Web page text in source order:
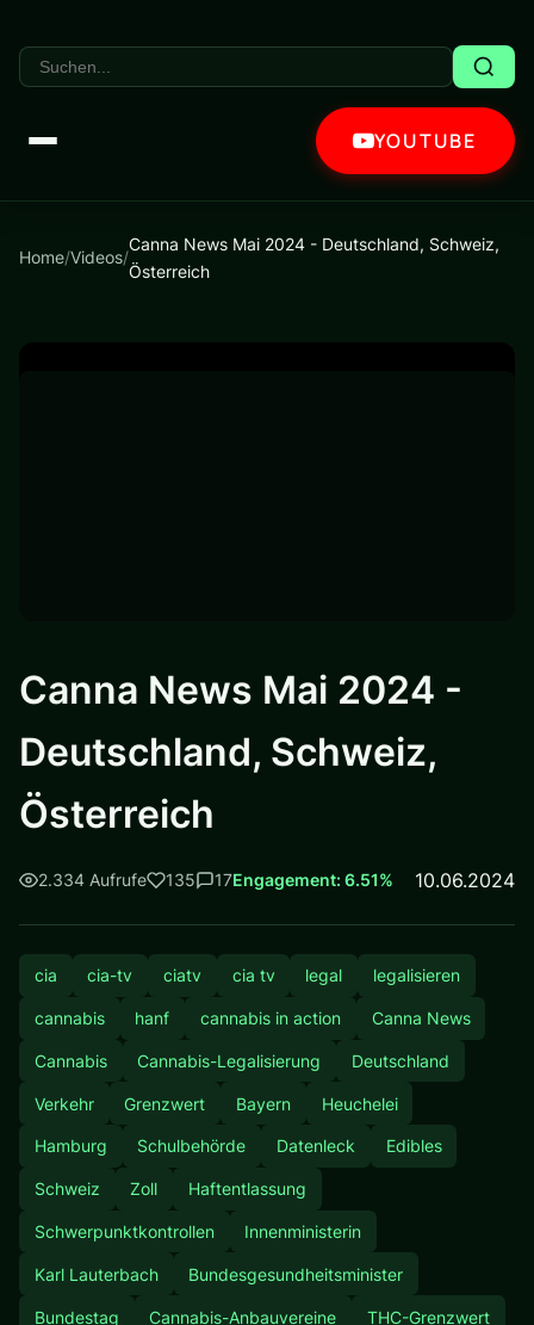
YOUTUBE
Home/Videos/
Canna News Mai 2024 - Deutschland, Schweiz,
Österreich
Canna News Mai 2024 -
Deutschland, Schweiz,
Österreich
2.334 Aufrufe 135 17Engagement: 6.51% 10.06.2024
cia cia-tv ciatv cia tv legal legalisieren
cannabis hanf cannabis in action Canna News
Cannabis Cannabis-Legalisierung Deutschland
Verkehr Grenzwert Bayern Heuchelei
Hamburg Schulbehörde Datenleck Edibles
Schweiz Zoll Haftentlassung
Schwerpunktkontrollen Innenministerin
Karl Lauterbach Bundesgesundheitsminister
Bundestag Cannabis-Anbauvereine THC-Grenzwert